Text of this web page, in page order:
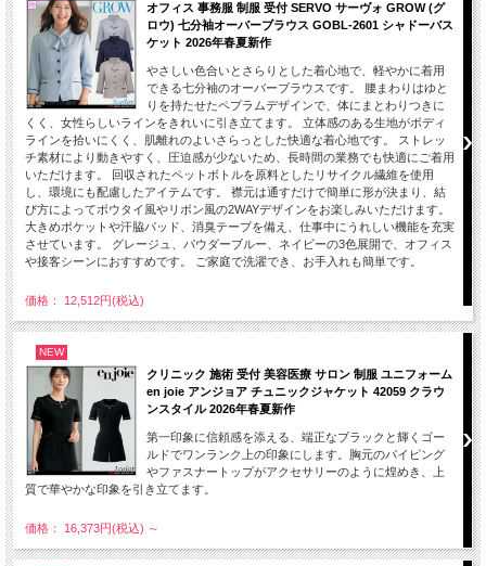
オフィス 事務服 制服 受付 SERVO サーヴォ GROW (グ
ロウ) 七分袖オーバーブラウス GOBL-2601 シャドーバス
ケット 2026年春夏新作
やさしい色合いとさらりとした着心地で、軽やかに着用
できる七分袖のオーバーブラウスです。 腰まわりはゆと
りを持たせたペプラムデザインで、体にまとわりつきに
くく、女性らしいラインをきれいに引き立てます。 立体感のある生地がボディ
ラインを拾いにくく、肌離れのよいさらっとした快適な着心地です。 ストレッ
チ素材により動きやすく、圧迫感が少ないため、長時間の業務でも快適にご着用
いただけます。 回収されたペットボトルを原料としたリサイクル繊維を使用
し、環境にも配慮したアイテムです。 襟元は通すだけで簡単に形が決まり、結
び方によってボウタイ風やリボン風の2WAYデザインをお楽しみいただけます。
大きめポケットや汗脇パッド、消臭テープを備え、仕事中にうれしい機能を充実
させています。 グレージュ、パウダーブルー、ネイビーの3色展開で、オフィス
や接客シーンにおすすめです。 ご家庭で洗濯でき、お手入れも簡単です。
価格： 12,512円(税込)
NEW
クリニック 施術 受付 美容医療 サロン 制服 ユニフォーム
en joie アンジョア チュニックジャケット 42059 クラウ
ンスタイル 2026年春夏新作
第一印象に信頼感を添える、端正なブラックと輝くゴー
ルドでワンランク上の印象にします。胸元のパイピング
やファスナートップがアクセサリーのように煌めき、上
質で華やかな印象を引き立てます。
価格： 16,373円(税込) ～